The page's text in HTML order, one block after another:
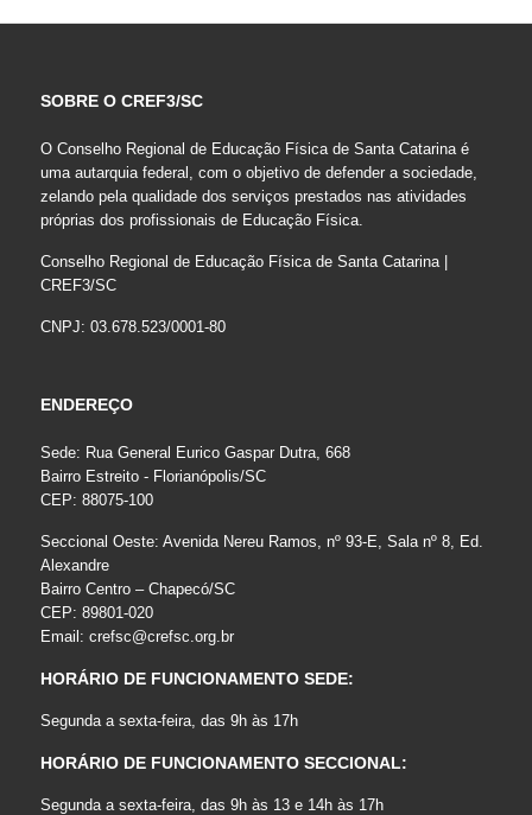
SOBRE O CREF3/SC
O Conselho Regional de Educação Física de Santa Catarina é
uma autarquia federal, com o objetivo de defender a sociedade,
zelando pela qualidade dos serviços prestados nas atividades
próprias dos profissionais de Educação Física.
Conselho Regional de Educação Física de Santa Catarina |
CREF3/SC
CNPJ: 03.678.523/0001-80
ENDEREÇO
Sede: Rua General Eurico Gaspar Dutra, 668
Bairro Estreito - Florianópolis/SC
CEP: 88075-100
Seccional Oeste: Avenida Nereu Ramos, nº 93-E, Sala nº 8, Ed.
Alexandre
Bairro Centro – Chapecó/SC
CEP: 89801-020
Email: crefsc@crefsc.org.br
HORÁRIO DE FUNCIONAMENTO SEDE:
Segunda a sexta-feira, das 9h às 17h
HORÁRIO DE FUNCIONAMENTO SECCIONAL:
Segunda a sexta-feira, das 9h às 13 e 14h às 17h